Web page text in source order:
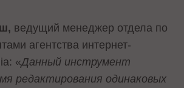
ведущий менеджер отдела по
агентства интернет-
«Данный инструмент
редактирования одинаковых